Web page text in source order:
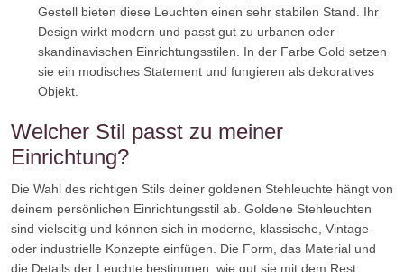
Gestell bieten diese Leuchten einen sehr stabilen Stand. Ihr
Design wirkt modern und passt gut zu urbanen oder
skandinavischen Einrichtungsstilen. In der Farbe Gold setzen
sie ein modisches Statement und fungieren als dekoratives
Objekt.
Welcher Stil passt zu meiner
Einrichtung?
Die Wahl des richtigen Stils deiner goldenen Stehleuchte hängt von
deinem persönlichen Einrichtungsstil ab. Goldene Stehleuchten
sind vielseitig und können sich in moderne, klassische, Vintage-
oder industrielle Konzepte einfügen. Die Form, das Material und
die Details der Leuchte bestimmen, wie gut sie mit dem Rest